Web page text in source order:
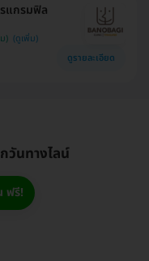
แกรมฟิล
)
ดูรายละเอียด
นทางไลน์
ฟรี!